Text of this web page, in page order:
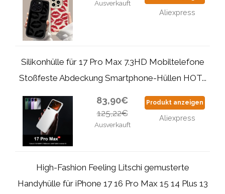
Ausverkauft
Aliexpress
Silikonhülle für 17 Pro Max 7.3HD Mobiltelefone
Stoßfeste Abdeckung Smartphone-Hüllen HOT...
83,90€
125,22€
Ausverkauft
Produkt anzeigen
Aliexpress
High-Fashion Feeling Litschi gemusterte
Handyhülle für iPhone 17 16 Pro Max 15 14 Plus 13